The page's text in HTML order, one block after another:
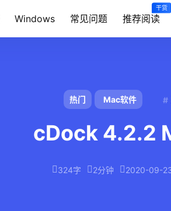
Windows 常见问题 推荐阅读
干货
热门 Mac软件
cDock 4.2.2
324字 2分钟 2020-09-